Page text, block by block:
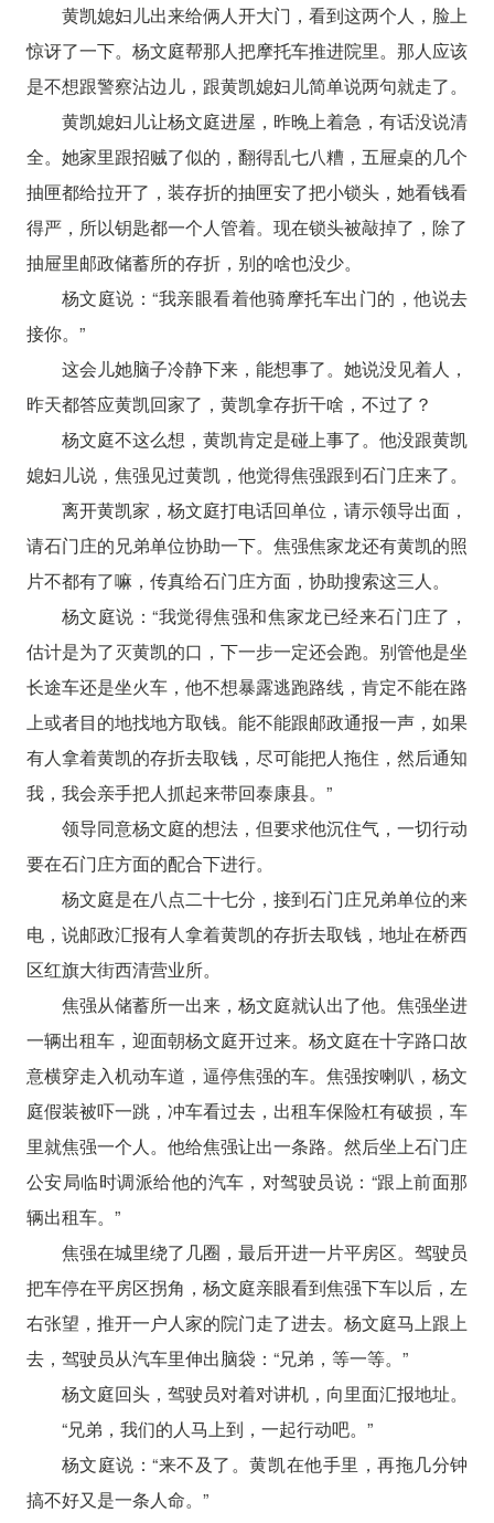
黄凯媳妇儿出来给俩人开大门，看到这两个人，脸上
惊讶了一下。杨文庭帮那人把摩托车推进院里。那人应该
是不想跟警察沾边儿，跟黄凯媳妇儿简单说两句就走了。
黄凯媳妇儿让杨文庭进屋，昨晚上着急，有话没说清
全。她家里跟招贼了似的，翻得乱七八糟，五屉桌的几个
抽匣都给拉开了，装存折的抽匣安了把小锁头，她看钱看
得严，所以钥匙都一个人管着。现在锁头被敲掉了，除了
抽屉里邮政储蓄所的存折，别的啥也没少。
杨文庭说：“我亲眼看着他骑摩托车出门的，他说去
接你。”
这会儿她脑子冷静下来，能想事了。她说没见着人，
昨天都答应黄凯回家了，黄凯拿存折干啥，不过了？
杨文庭不这么想，黄凯肯定是碰上事了。他没跟黄凯
媳妇儿说，焦强见过黄凯，他觉得焦强跟到石门庄来了。
离开黄凯家，杨文庭打电话回单位，请示领导出面，
请石门庄的兄弟单位协助一下。焦强焦家龙还有黄凯的照
片不都有了嘛，传真给石门庄方面，协助搜索这三人。
杨文庭说：“我觉得焦强和焦家龙已经来石门庄了，
估计是为了灭黄凯的口，下一步一定还会跑。别管他是坐
长途车还是坐火车，他不想暴露逃跑路线，肯定不能在路
上或者目的地找地方取钱。能不能跟邮政通报一声，如果
有人拿着黄凯的存折去取钱，尽可能把人拖住，然后通知
我，我会亲手把人抓起来带回泰康县。”
领导同意杨文庭的想法，但要求他沉住气，一切行动
要在石门庄方面的配合下进行。
杨文庭是在八点二十七分，接到石门庄兄弟单位的来
电，说邮政汇报有人拿着黄凯的存折去取钱，地址在桥西
区红旗大街西清营业所。
焦强从储蓄所一出来，杨文庭就认出了他。焦强坐进
一辆出租车，迎面朝杨文庭开过来。杨文庭在十字路口故
意横穿走入机动车道，逼停焦强的车。焦强按喇叭，杨文
庭假装被吓一跳，冲车看过去，出租车保险杠有破损，车
里就焦强一个人。他给焦强让出一条路。然后坐上石门庄
公安局临时调派给他的汽车，对驾驶员说：“跟上前面那
辆出租车。”
焦强在城里绕了几圈，最后开进一片平房区。驾驶员
把车停在平房区拐角，杨文庭亲眼看到焦强下车以后，左
右张望，推开一户人家的院门走了进去。杨文庭马上跟上
去，驾驶员从汽车里伸出脑袋：“兄弟，等一等。”
杨文庭回头，驾驶员对着对讲机，向里面汇报地址。
“兄弟，我们的人马上到，一起行动吧。”
杨文庭说：“来不及了。黄凯在他手里，再拖几分钟
搞不好又是一条人命。”